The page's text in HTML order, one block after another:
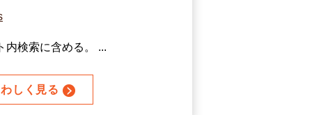
検索に含める。 ...
しく見る